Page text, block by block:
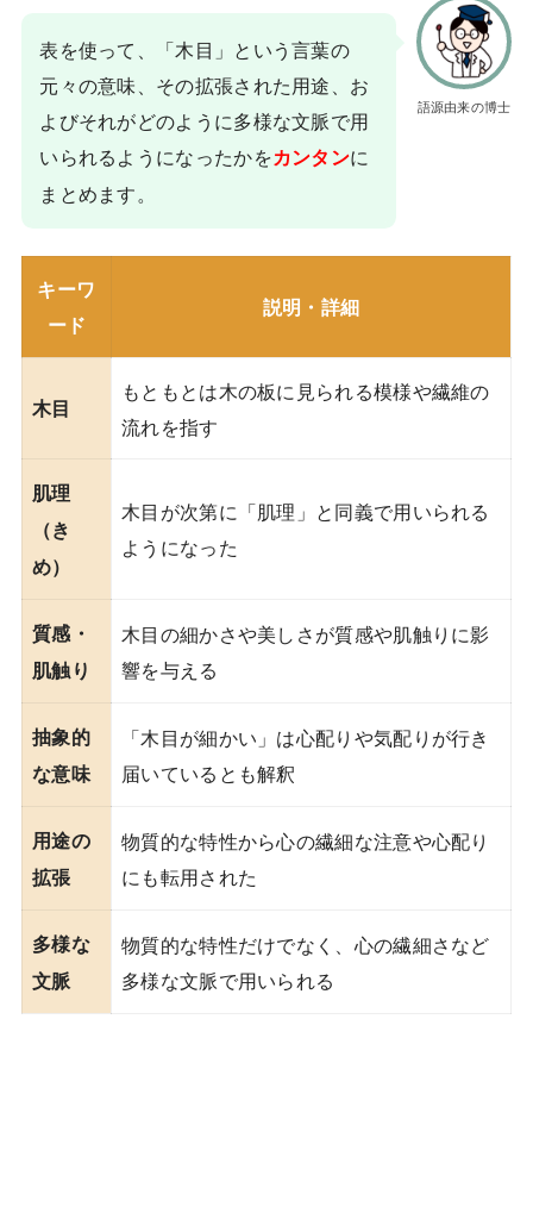
語源由来の博士
表を使って、「木目」という言葉の
元々の意味、その拡張された用途、お
よびそれがどのように多様な文脈で用
いられるようになったかをカンタンに
まとめます。
キーワ
ード
説明・詳細
木目
もともとは木の板に見られる模様や繊維の
流れを指す
肌理
（き
め）
木目が次第に「肌理」と同義で用いられる
ようになった
質感・
肌触り
木目の細かさや美しさが質感や肌触りに影
響を与える
抽象的
な意味
「木目が細かい」は心配りや気配りが行き
届いているとも解釈
用途の
拡張
物質的な特性から心の繊細な注意や心配り
にも転用された
多様な
文脈
物質的な特性だけでなく、心の繊細さなど
多様な文脈で用いられる